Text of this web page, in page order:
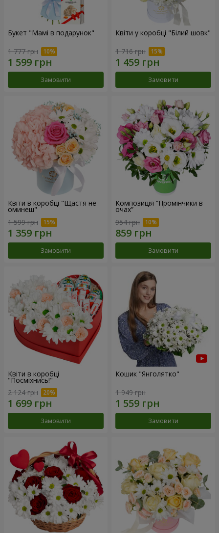
Букет "Мамі в подарунок"
1 777 грн
Замовити
Квіти у коробці "Білий шовк"
1 716 грн
Замовити
Квіти в коробці "Щастя не
оминеш"
1 599 грн
Замовити
Композиція “Промінчики в
очах”
954 грн
Замовити
Квіти в коробці
"Посміхнись!"
2 124 грн
Замовити
Кошик "Янголятко"
1 949 грн
Замовити